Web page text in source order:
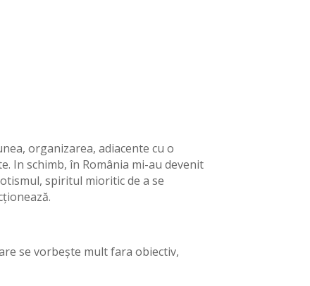
organizarea, adiacente cu o
In schimb, în România mi-au devenit
spiritul mioritic de a se
se vorbește mult fara obiectiv,